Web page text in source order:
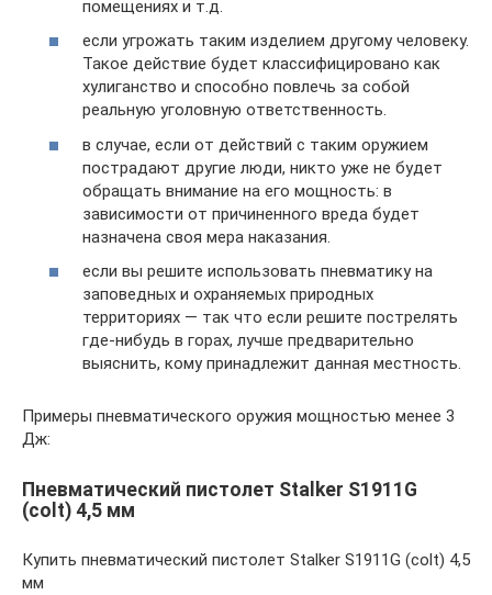
помещениях и т.д.
если угрожать таким изделием другому человеку.
Такое действие будет классифицировано как
хулиганство и способно повлечь за собой
реальную уголовную ответственность.
в случае, если от действий с таким оружием
пострадают другие люди, никто уже не будет
обращать внимание на его мощность: в
зависимости от причиненного вреда будет
назначена своя мера наказания.
если вы решите использовать пневматику на
заповедных и охраняемых природных
территориях — так что если решите пострелять
где-нибудь в горах, лучше предварительно
выяснить, кому принадлежит данная местность.
Примеры пневматического оружия мощностью менее 3
Дж:
Пневматический пистолет Stalker S1911G
(colt) 4,5 мм
Купить пневматический пистолет Stalker S1911G (colt) 4,5
мм